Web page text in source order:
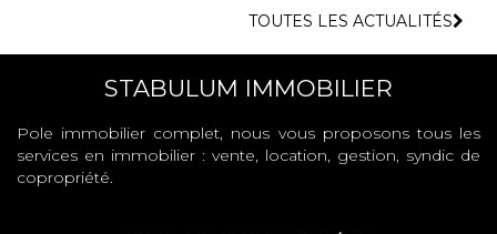
TOUTES LES ACTUALITÉS
STABULUM IMMOBILIER
Pole immobilier complet, nous vous proposons tous les
services en immobilier : vente, location, gestion, syndic de
copropriété.